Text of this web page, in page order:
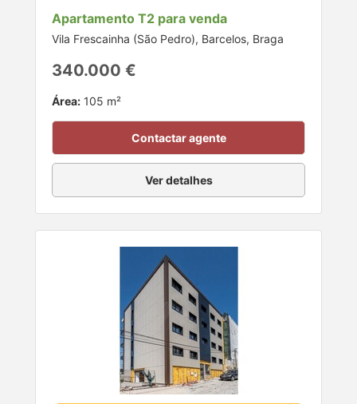
Apartamento T2 para venda
Vila Frescainha (São Pedro), Barcelos, Braga
340.000 €
Área: 105 m²
Contactar agente
Ver detalhes